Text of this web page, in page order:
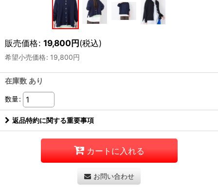
販売価格: 19,800円(税込)
希望小売価格: 19,800円
在庫数 あり
数量:
返品特約に関する重要事項
カートに入れる
お問い合わせ